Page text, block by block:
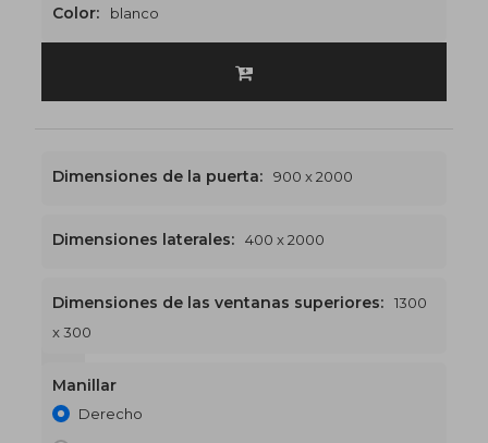
Color: blanco
Dimensiones de la puerta: 900 x 2000
Dimensiones laterales: 400 x 2000
Dimensiones de las ventanas superiores:
1300
x 300
Manillar
Derecho